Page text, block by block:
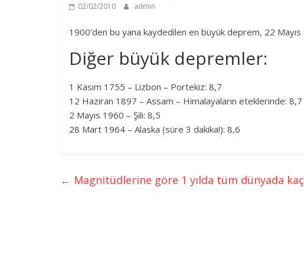
02/02/2010 admin
1900’den bu yana kaydedilen en büyük deprem, 22
Diğer büyük depremler:
1 Kasım 1755 – Lizbon – Portekiz: 8,7
12 Haziran 1897 – Assam – Himalayaların eteklerinde: 8,7
2 Mayıs 1960 – Şili: 8,5
28 Mart 1964 – Alaska (süre 3 dakika!): 8,6
← Magnitüdlerine göre 1 yılda tüm dünyada